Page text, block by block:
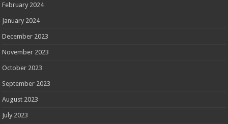
February 2024
January 2024
December 2023
November 2023
October 2023
September 2023
August 2023
July 2023